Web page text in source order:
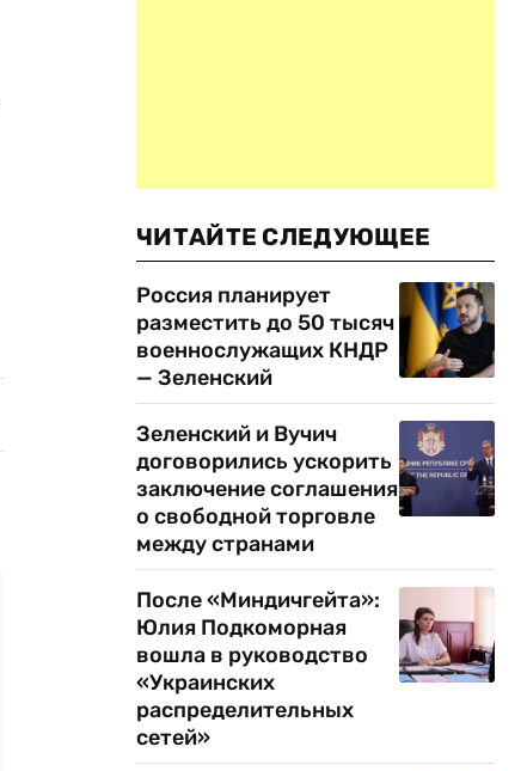
ЧИТАЙТЕ СЛЕДУЮЩЕЕ
Россия планирует
разместить до 50 тысяч
военнослужащих КНДР
— Зеленский
Зеленский и Вучич
договорились ускорить
заключение соглашения
о свободной торговле
между странами
После «Миндичгейта»:
Юлия Подкоморная
вошла в руководство
«Украинских
распределительных
сетей»